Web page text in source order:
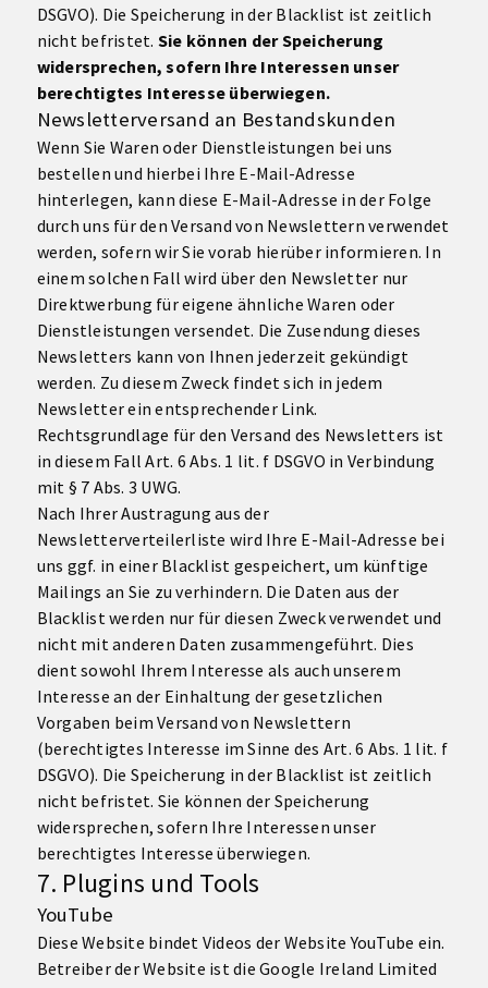
DSGVO). Die Speicherung in der Blacklist ist zeitlich
nicht befristet. Sie können der Speicherung
widersprechen, sofern Ihre Interessen unser
berechtigtes Interesse überwiegen.
Newsletterversand an Bestandskunden
Wenn Sie Waren oder Dienstleistungen bei uns
bestellen und hierbei Ihre E-Mail-Adresse
hinterlegen, kann diese E-Mail-Adresse in der Folge
durch uns für den Versand von Newslettern verwendet
werden, sofern wir Sie vorab hierüber informieren. In
einem solchen Fall wird über den Newsletter nur
Direktwerbung für eigene ähnliche Waren oder
Dienstleistungen versendet. Die Zusendung dieses
Newsletters kann von Ihnen jederzeit gekündigt
werden. Zu diesem Zweck findet sich in jedem
Newsletter ein entsprechender Link.
Rechtsgrundlage für den Versand des Newsletters ist
in diesem Fall Art. 6 Abs. 1 lit. f DSGVO in Verbindung
mit § 7 Abs. 3 UWG.
Nach Ihrer Austragung aus der
Newsletterverteilerliste wird Ihre E-Mail-Adresse bei
uns ggf. in einer Blacklist gespeichert, um künftige
Mailings an Sie zu verhindern. Die Daten aus der
Blacklist werden nur für diesen Zweck verwendet und
nicht mit anderen Daten zusammengeführt. Dies
dient sowohl Ihrem Interesse als auch unserem
Interesse an der Einhaltung der gesetzlichen
Vorgaben beim Versand von Newslettern
(berechtigtes Interesse im Sinne des Art. 6 Abs. 1 lit. f
DSGVO). Die Speicherung in der Blacklist ist zeitlich
nicht befristet. Sie können der Speicherung
widersprechen, sofern Ihre Interessen unser
berechtigtes Interesse überwiegen.
7. Plugins und Tools
YouTube
Diese Website bindet Videos der Website YouTube ein.
Betreiber der Website ist die Google Ireland Limited